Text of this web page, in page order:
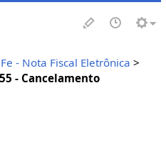
- Nota Fiscal Eletrônica >
- Cancelamento